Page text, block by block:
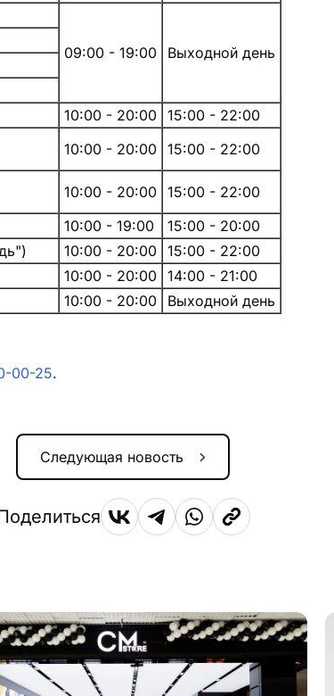
09:00 - 19:00 Выходной день
10:00 - 20:00 15:00 - 22:00
10:00 - 20:00 15:00 - 22:00
10:00 - 20:00 15:00 - 22:00
10:00 - 19:00
15:00 - 20:00
10:00 - 20:00 15:00 - 22:00
10:00 - 20:00 14:00 - 21:00
10:00 - 20:00 Выходной день
00-25.
Следующая новость